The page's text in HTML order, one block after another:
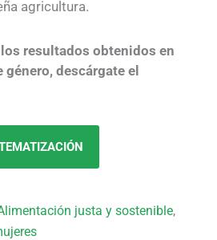
agricultura.
resultados obtenidos en
descárgate el
justa y sostenible,